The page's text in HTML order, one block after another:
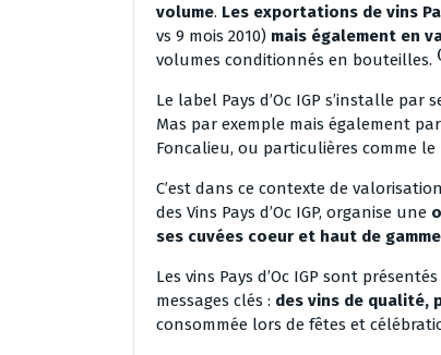
volume. Les exportations de vins
vs 9 mois 2010) mais également en
volumes conditionnés en bouteilles.
Le label Pays d’Oc IGP s’installe
Mas par exemple mais également
Foncalieu, ou particulières comme le
C’est dans ce contexte de
des Vins Pays d’Oc IGP, organise une
ses cuvées coeur et haut de gamme
Les vins Pays d’Oc IGP sont
messages clés : des vins de qualité,
consommée lors de fêtes et